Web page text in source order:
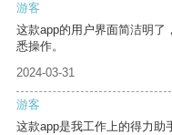
游客
这款app的用户界面简洁明了
悉操作。
2024-03-31
游客
这款app是我工作上的得力助